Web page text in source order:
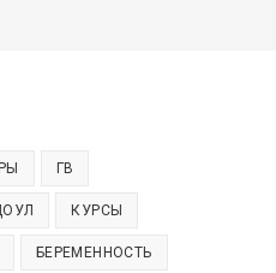
ГВ
КУРСЫ
БЕРЕМЕННОСТЬ